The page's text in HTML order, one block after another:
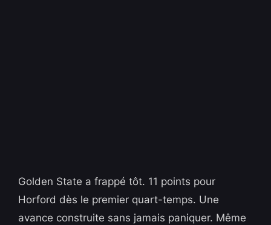
Golden State a frappé tôt. 11 points pour
Horford dès le premier quart-temps. Une
avance construite sans jamais paniquer. Même